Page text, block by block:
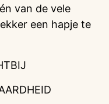
van de vele
een hapje te